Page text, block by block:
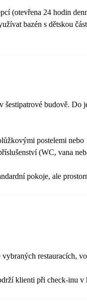
(otevřena 24 hodin
bazén s dětskou
šestipatrové budově.
postelemi
(WC, vana
pokoje, ale
restauracích,
klienti při check-inu v